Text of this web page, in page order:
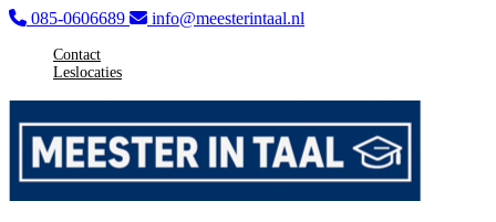
085-0606689 info@meesterintaal.nl
Contact
Leslocaties